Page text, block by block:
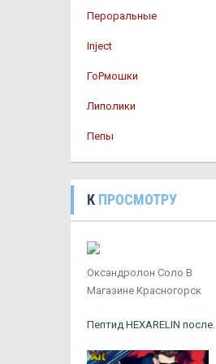
Пероральные
Inject
ГоРмошки
Липолики
Пепы
К ПРОСМОТРУ
Оксандролон Соло В
Магазине Красногорск
Пептид HEXARELIN после.